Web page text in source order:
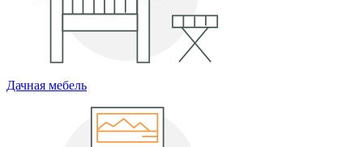
Дачная мебель